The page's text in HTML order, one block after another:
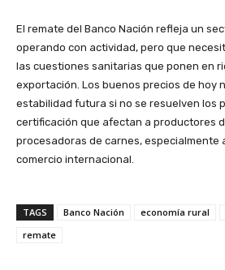
El remate del Banco Nación refleja un
operando con actividad, pero que
las cuestiones sanitarias que ponen en
exportación. Los buenos precios de hoy
estabilidad futura si no se resuelven los
certificación que afectan a productores
procesadoras de carnes, especialmente
comercio internacional.
TAGS Banco Nación economía rural
remate